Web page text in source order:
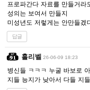
프로파간다 자료를 만들거라
성의는 보여서 만들지
미성년도 저렇게는 안만들겠
답글
홀리벨 26-06-09 18:23
병신들 ㅋㅋㅋ 누굴 바보로
지들 능지가 낮아서 다들 지